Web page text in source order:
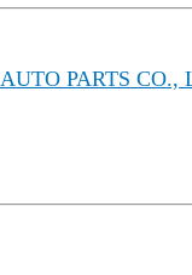
PARTS CO.,